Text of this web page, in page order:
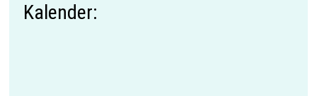
Kalender: